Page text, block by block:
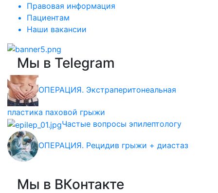
Правовая информация
Пациентам
Наши вакансии
Мы в Telegram
ОПЕРАЦИЯ. Экстраперитонеальная
пластика паховой грыжи
Частые вопросы эпилептологу
ОПЕРАЦИЯ. Рецидив грыжи + диастаз
Мы в ВКонтакте